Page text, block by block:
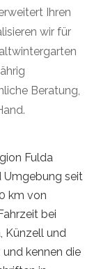
Ihren
wir für
Beratung,
Fulda
Umgebung seit
km von
bei
Künzell und
kennen die